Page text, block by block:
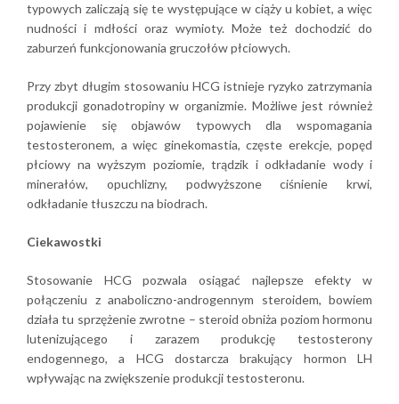
typowych zaliczają się te występujące w ciąży u kobiet, a więc
nudności i mdłości oraz wymioty. Może też dochodzić do
zaburzeń funkcjonowania gruczołów płciowych.
Przy zbyt długim stosowaniu HCG istnieje ryzyko zatrzymania
produkcji gonadotropiny w organizmie. Możliwe jest również
pojawienie się objawów typowych dla wspomagania
testosteronem, a więc ginekomastia, częste erekcje, popęd
płciowy na wyższym poziomie, trądzik i odkładanie wody i
minerałów, opuchlizny, podwyższone ciśnienie krwi,
odkładanie tłuszczu na biodrach.
Ciekawostki
Stosowanie HCG pozwala osiągać najlepsze efekty w
połączeniu z anaboliczno-androgennym steroidem, bowiem
działa tu sprzężenie zwrotne – steroid obniża poziom hormonu
lutenizującego i zarazem produkcję testosterony
endogennego, a HCG dostarcza brakujący hormon LH
wpływając na zwiększenie produkcji testosteronu.